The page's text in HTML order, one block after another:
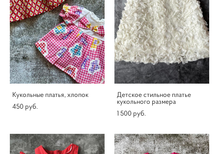
Кукольные платья, хлопок
450 pуб.
Детское стильное платье
кукольного размера
1 500 pуб.